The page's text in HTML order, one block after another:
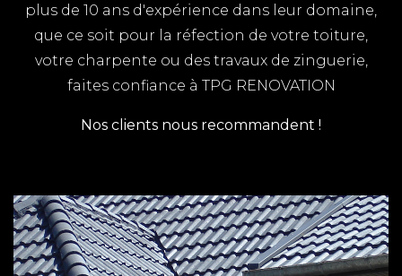
plus de 10 ans d'expérience dans leur domaine,
que ce soit pour la réfection de votre toiture,
votre charpente ou des travaux de zinguerie,
faites confiance à TPG RENOVATION
Nos clients nous recommandent !